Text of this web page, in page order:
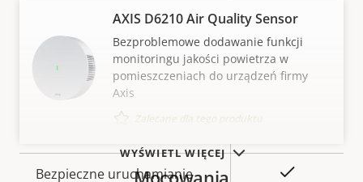
nieruchomości
nieruchomości
Obsługa dźwięku
Bezpieczeństwo
Wartość
Podpisany system
Bezpieczne uruchamianie
WYŚWIETL WIĘCEJ
AXIS D6210 Air Quality Sensor
Bezproblemowe dodawanie funkcji
monitoringu jakości powietrza w
pomieszczeniach do urządzeń firmy
Axis
Zalecane dla tego produktu